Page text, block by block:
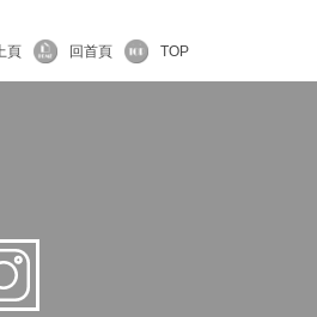
頁 回首頁 TOP